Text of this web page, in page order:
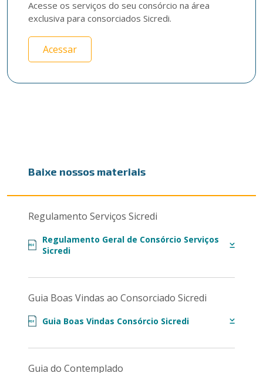
Acesse os serviços do seu consórcio na área
exclusiva para consorciados Sicredi.
Acessar
Baixe nossos materiais
Regulamento Serviços Sicredi
Regulamento Geral de Consórcio Serviços
Sicredi
PDF
Guia Boas Vindas ao Consorciado Sicredi
Guia Boas Vindas Consórcio Sicredi
PDF
Guia do Contemplado